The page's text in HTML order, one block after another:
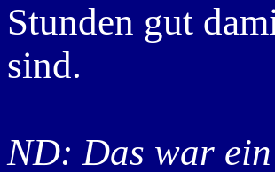
Stunden gut
sind.
ND: Das war